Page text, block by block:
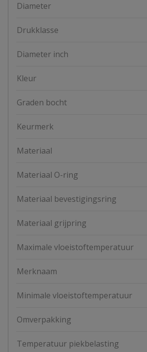
Diameter
Drukklasse
Diameter inch
Kleur
Graden bocht
Keurmerk
Materiaal
Materiaal O-ring
Materiaal bevestigingsring
Materiaal grijpring
Maximale vloeistoftemperatuur
Merknaam
Minimale vloeistoftemperatuur
Omverpakking
Temperatuur piekbelasting